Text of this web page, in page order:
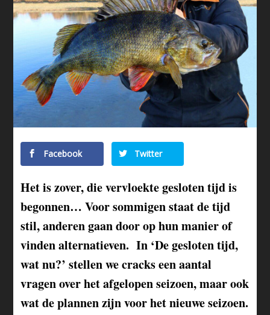
Facebook Twitter
Het is zover, die vervloekte gesloten tijd is
begonnen… Voor sommigen staat de tijd
stil, anderen gaan door op hun manier of
vinden alternatieven. In ‘De gesloten tijd,
wat nu?’ stellen we cracks een aantal
vragen over het afgelopen seizoen, maar ook
wat de plannen zijn voor het nieuwe seizoen.